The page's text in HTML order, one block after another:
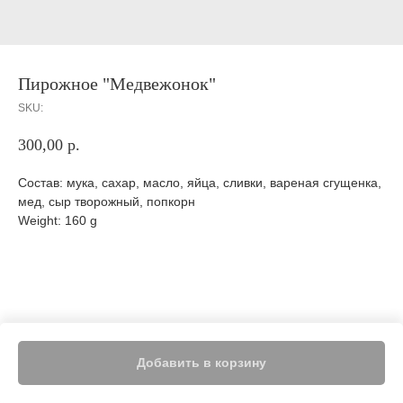
Пирожное "Медвежонок"
SKU:
300,00 р.
Добавить в корзину
Состав: мука, сахар, масло, яйца, сливки, вареная сгущенка,
мед, сыр творожный, попкорн
Weight: 160 g